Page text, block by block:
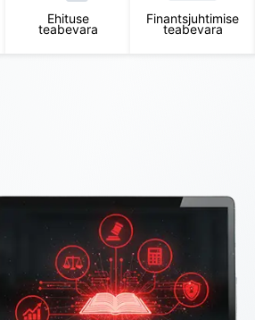
Ehituse
teabevara
Finantsjuhtimise
teabevara